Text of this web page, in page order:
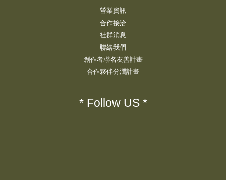
營業資訊
合作接洽
社群消息
聯絡我們
創作者聯名友善計畫
合作夥伴分潤計畫
* Follow US *